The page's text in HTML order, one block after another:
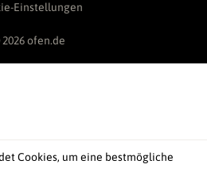
Einstellungen
ofen.de
Cookies, um eine bestmögliche